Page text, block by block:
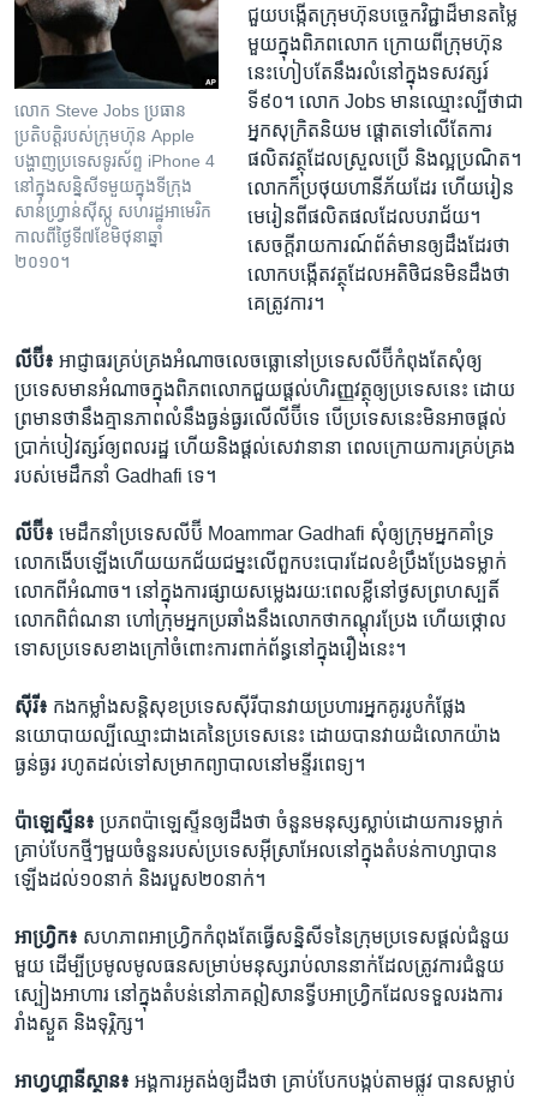
លោក Steve Jobs ប្រធាន​
ប្រតិបត្តិ​របស់​ក្រុមហ៊ុន Apple
បង្ហាញ​ប្រទេស​ទូរស័ព្ទ iPhone 4
នៅក្នុង​សន្និសីទ​មួយ​ក្នុង​ទី​ក្រុង​
សាន់ហ្វ្រាន់ស៊ីស្កូ សហរដ្ឋ​អាមេរិក​
កាល​ពី​ថ្ងៃ​ទី​៧​ខែ​មិថុនា​ឆ្នាំ​
២០១០។
ជួយ​បង្កើត​ក្រុមហ៊ុន​បច្ចេក​វិជ្ជា​ដ៏​មាន​តម្លៃ​
មួយ​ក្នុង​ពិភព​លោក​ ក្រោយ​ពី​ក្រុម​ហ៊ុន​
នេះ​ហៀប​តែ​នឹង​រលំនៅ​ក្នុង​ទសវត្សរ៍​
ទី៩០។ លោក​ Jobs​ មាន​ឈ្មោះ​ល្បី​ថា​ជា​
អ្នក​សុក្រិតនិយម​ ផ្ដោត​ទៅ​លើ​តែ​ការ​
ផលិត​វត្ថុ​ដែល​ស្រួល​ប្រើ ​និង​ល្អ​ប្រណិត។​
លោក​ក៏​ប្រថុយ​ហានីភ័យ​ដែរ ហើយ​រៀន​
មេរៀន​ពី​ផលិតផល​ដែល​បរាជ័យ។
សេចក្ដី​រាយ​ការណ៍​ព័ត៌មាន​ឲ្យ​ដឹង​ដែរ​ថា ​
លោក​បង្កើត​វត្ថុ​ដែល​អតិថិជន​មិន​ដឹង​ថា​
គេ​ត្រូវការ។
លីប៊ី៖ អាជ្ញាធរ​គ្រប់គ្រង​អំណាច​លេច​ធ្លោ​នៅ​ប្រទេស​លីប៊ី​កំពុងតែ​សុំ​ឲ្យ​
ប្រទេស​មាន​អំណាច​ក្នុង​ពិភពលោកជួយ​ផ្ដល់​ហិរញ្ញវត្ថុ​ឲ្យ​ប្រទេស​នេះ ​ដោយ​
ព្រមាន​ថា​នឹងគ្មាន​ភាព​លំនឹងធ្ងន់ធ្ងរ​លើលីប៊ី​ទេ​ បើ​ប្រទេស​នេះ​មិន​អាច​ផ្ដល់​
ប្រាក់​បៀវត្សរ៍​ឲ្យពលរដ្ឋ​ ហើយ​និង​ផ្ដល់​សេវា​នានា ពេល​ក្រោយ​ការ​គ្រប់​គ្រង​
របស់​មេដឹកនាំ​ Gadhafi​ ទេ។
លីប៊ី​៖ មេដឹកនាំ​ប្រទេស​លីប៊ី​ Moammar Gadhafi​ សុំ​ឲ្យ​ក្រុម​អ្នក​គាំ​ទ្រ​
លោក​ងើប​ឡើងហើយ​យក​ជ័យជម្នះ​លើ​ពួក​បះបោរ​ដែល​ខំ​ប្រឹង​ប្រែង​ទម្លាក់​
លោក​ពី​អំណាច។ នៅ​ក្នុង​ការ​ផ្សាយ​សម្លេង​រយ:​ពេល​ខ្លី​នៅ​ថ្ងស​ព្រហស្បតិ៍​
លោក​ពិព៌ណនា​ ហៅ​ក្រុម​អ្នក​ប្រឆាំង​នឹង​លោក​ថា​កណ្ដុរ​ប្រែង​ ហើយ​ថ្កោល​
ទោស​ប្រទេស​ខាង​ក្រៅ​ចំពោះ​ការ​ពាក់ព័ន្ធ​នៅ​ក្នុង​រឿង​នេះ។
ស៊ីរី​៖ កងកម្លាំង​សន្ដិសុខប្រទេស​ស៊ីរី​បាន​វាយ​ប្រហារ​អ្នក​គូរ​រូប​កំផ្លែង​
នយោបាយ​ល្បី​ឈ្មោះ​ជាង​គេ​នៃ​ប្រទេស​នេះ​ ដោយ​បាន​វាយ​ដំ​លោកយ៉ាង​
ធ្ងន់​ធ្ងរ​ រហូត​ដល់​ទៅសម្រាក​ព្យាបាល​នៅ​មន្ទីរ​ពេទ្យ។
ប៉ាឡេស្ទីន៖ ប្រភព​ប៉ាឡេស្ទីន​ឲ្យដឹង​ថា​ ចំនួន​មនុស្ស​ស្លាប់​ដោយ​ការ​ទម្លាក់​
គ្រាប់​បែក​ថ្មីៗ​មួយ​ចំនួន​របស់​ប្រទេស​អ៊ីស្រាអែល​នៅ​ក្នុង​តំបន់​កាហ្សា​បាន​
ឡើង​ដល់​១០​នាក់ និង​របួស២០​នាក់។
អាហ្វ្រិក៖ សហភាព​អាហ្វ្រិក​កំពុង​តែ​ធ្វើ​សន្និសីទ​នៃ​ក្រុម​ប្រទេស​ផ្ដល់​ជំនួយ​
មួយ​ ដើម្បី​ប្រមូល​មូលធន​សម្រាប់​មនុស្ស​រាប់​លាន​នាក់​ដែល​ត្រូវ​ការ​ជំនួយ​
ស្បៀង​អាហារ​ នៅ​ក្នុង​តំបន់​នៅ​ភាគឦសាន​ទ្វីបអាហ្វ្រិក​ដែល​ទទួល​រង​ការ​
រាំង​ស្ងួត ​និង​ទុរ្ភិក្ស។
អាហ្វហ្គានីស្ថាន៖ អង្គការ​អូតង់​ឲ្យដឹង​ថា​ គ្រាប់​បែក​បង្កប់​តាម​ផ្លូវ​ បាន​សម្លាប់​